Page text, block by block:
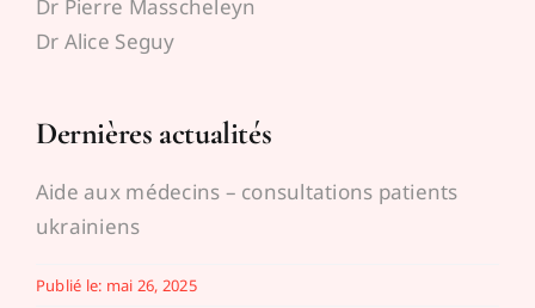
Dr Pierre Masscheleyn
Dr Alice Seguy
Dernières actualités
Aide aux médecins – consultations patients
ukrainiens
Publié le: mai 26, 2025